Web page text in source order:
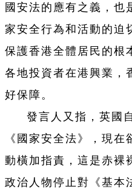
國安法的應有之義，也
家安全行為和活動的迫
保護香港全體居民的根
各地投資者在港興業，
好保障。
發言人又指，英國
《國家安全法》，現
動橫加指責，這是赤裸
政治人物停止對《基本